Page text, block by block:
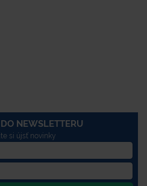
NEWSLETTERU
si újsť novinky